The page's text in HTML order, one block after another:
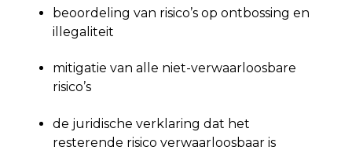
beoordeling van risico’s op ontbossing en
illegaliteit
mitigatie van alle niet-verwaarloosbare
risico’s
de juridische verklaring dat het
resterende risico verwaarloosbaar is